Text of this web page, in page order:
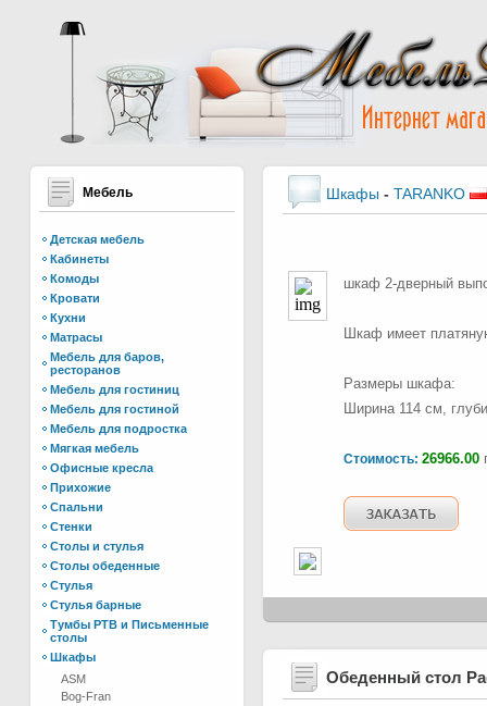
Мебель
Детская мебель
Кабинеты
Комоды
Кровати
Кухни
Матрасы
Мебель для баров,
ресторанов
Мебель для гостиниц
Мебель для гостиной
Мебель для подростка
Мягкая мебель
Офисные кресла
Прихожие
Спальни
Стенки
Столы и стулья
Столы обеденные
Стулья
Стулья барные
Тумбы РТВ и Письменные
столы
Шкафы
ASM
Bog-Fran
Шкафы - TARANKO
шкаф 2-дверный
Шкаф имеет
Размеры шкафа:
Ширина 114 см,
Стоимость: 26966.00
Обеденный стол